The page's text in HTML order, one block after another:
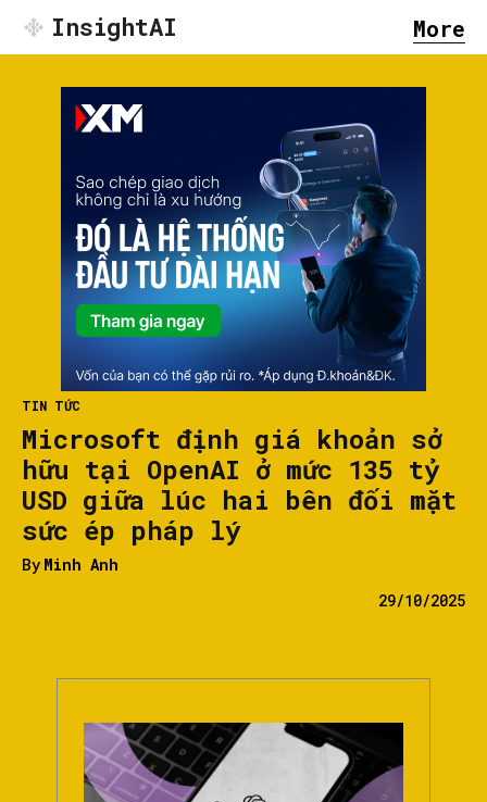
InsightAI More
TIN TỨC
Microsoft định giá khoản sở
hữu tại OpenAI ở mức 135 tỷ
USD giữa lúc hai bên đối mặt
sức ép pháp lý
By Minh Anh
29/10/2025